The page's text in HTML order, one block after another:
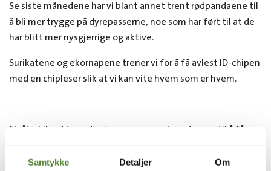
Samtykke Detaljer Om
Se siste månedene har vi blant annet trent rødpandaene til
å bli mer trygge på dyrepasserne, noe som har ført til at de
har blitt mer nysgjerrige og aktive.
Surikatene og ekornapene trener vi for å få avlest ID-chipen
med en chipleser slik at vi kan vite hvem som er hvem.
Stråleskilpaddene, tapirene og gepardene trenes til å få
sprøyte slik at det blir mindre skummelt om de må
vaksineres eller bedøves.